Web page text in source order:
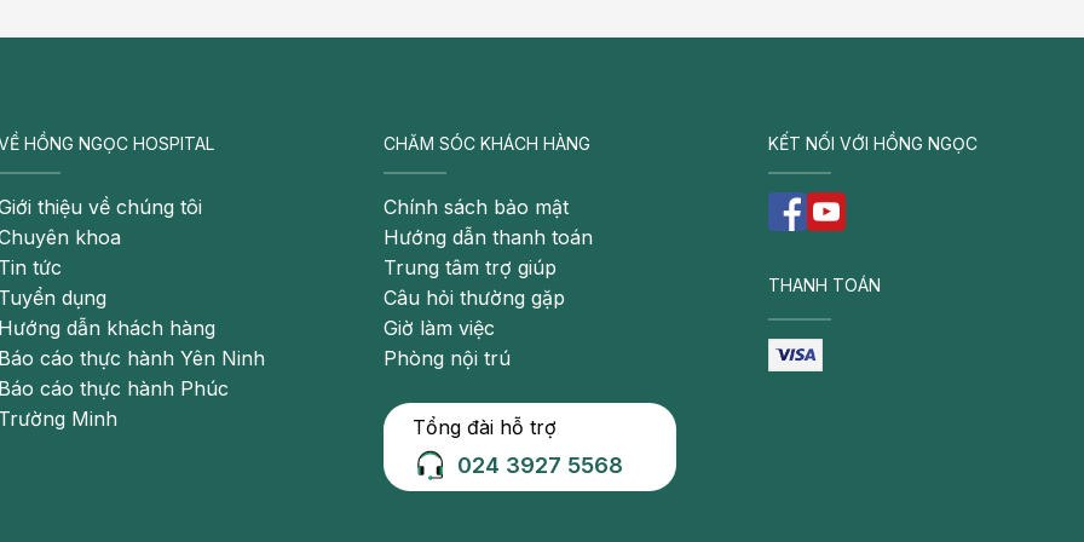
lá, uống rượu bia… có thể làm tổn thương thực quản
và phát triển, không gian trong thực quản bị thu
trọng và có thể để lại di chứng vĩnh viễn nếu
nghẹn ở cổ, ung thư thực quản còn gây ra các triệu
ngực, mất nước, thiếu máu, đau bả vai, buồn nôn
nguyên nhân khiến cổ họng bị sưng và cảm giác
HỒNG NGỌC HOSPITAL
thiệu về chúng tôi
khoa
Tin tức
Tuyển dụng
Hướng dẫn khách hàng
Báo cáo thực hành Yên Ninh
Báo cáo thực hành Phúc
Trường Minh
CHĂM SÓC KHÁCH HÀNG
Chính sách bảo mật
Hướng dẫn thanh toán
Trung tâm trợ giúp
Câu hỏi thường gặp
Giờ làm việc
Phòng nội trú
Tổng đài hỗ trợ
024 3927 5568
KẾT NỐI VỚI HỒNG NGỌC
THANH TOÁN